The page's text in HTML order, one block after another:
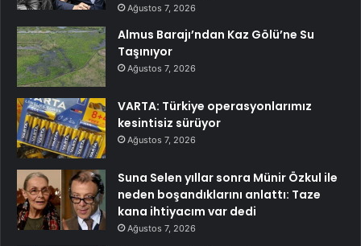
Ağustos 7, 2026
Almus Barajı’ndan Kaz Gölü’ne Su
Taşınıyor
Ağustos 7, 2026
VARTA: Türkiye operasyonlarımız
kesintisiz sürüyor
Ağustos 7, 2026
Suna Selen yıllar sonra Münir Özkul ile
neden boşandıklarını anlattı: Taze
kana ihtiyacım var dedi
Ağustos 7, 2026